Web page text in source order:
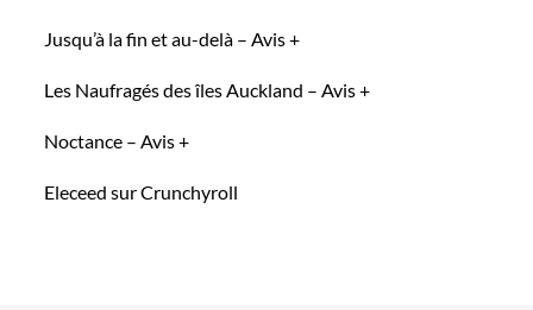
Jusqu’à la fin et au-delà – Avis +
Les Naufragés des îles Auckland – Avis +
Noctance – Avis +
Eleceed sur Crunchyroll